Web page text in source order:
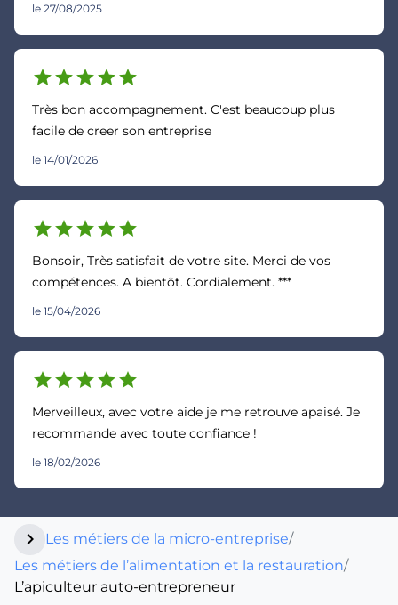
le 27/08/2025
starstarstarstarstar
Très bon accompagnement. C'est beaucoup plus
facile de creer son entreprise
le 14/01/2026
starstarstarstarstar
Bonsoir, Très satisfait de votre site. Merci de vos
compétences. A bientôt. Cordialement. ***
le 15/04/2026
starstarstarstarstar
Merveilleux, avec votre aide je me retrouve apaisé. Je
recommande avec toute confiance !
le 18/02/2026
chevron_right Les métiers de la micro-entreprise/
Les métiers de l’alimentation et la restauration/
L’apiculteur auto-entrepreneur